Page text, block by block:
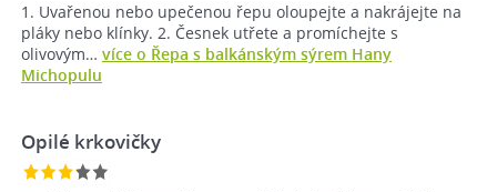
1. Uvařenou nebo upečenou řepu oloupejte a nakrájejte na
pláky nebo klínky. 2. Česnek utřete a promíchejte s
olivovým… více o Řepa s balkánským sýrem Hany
Michopulu
Opilé krkovičky